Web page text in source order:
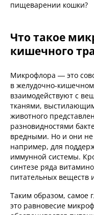
пищеварении кошки?
Что такое
кишечного
Микрофлора — это
в желудочно-
взаимодействуют с
тканями,
животного
разновидностями
вредными. Но и они
например, для
иммунной системы.
синтезе ряда
питательных веществ
Таким образом, самое
это равновесие